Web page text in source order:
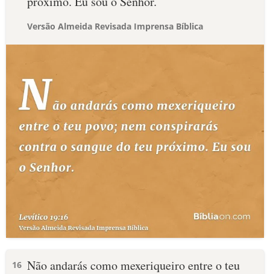
Versão Almeida Revisada Imprensa Bíblica
16 Não andarás como mexeriqueiro entre o teu